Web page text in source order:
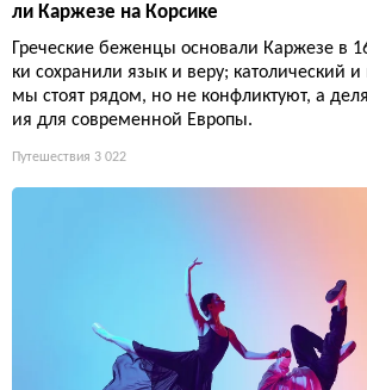
ли Каржезе на Корсике
Греческие беженцы основали Каржезе в
ки сохранили язык и веру; католический
мы стоят рядом, но не конфликтуют, а
ия для современной Европы.
Путешествия 3 022